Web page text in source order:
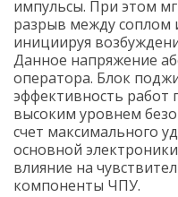
импульсы. При этом
разрыв между соплом
инициируя
Данное напряжение
оператора. Блок
эффективность работ
высоким уровнем
счет максимального
основной
влияние на
компоненты ЧПУ.